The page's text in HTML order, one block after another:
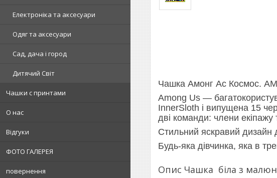
Електроніка та аксесуари
Одяг та аксесуари
Сад, дача і город
Дитячий Світ
Чашки с принтами
О нас
Відгуки
ФОТО ГАЛЕРЕЯ
повернення
Чашка Амонг Ас Космос.
Among Us —
InnerSloth і випущена 15
дві команди: члени екіпажу
Стильний яскравий дизайн
Будь-яка дівчинка, яка в
Опис Чашка біла з